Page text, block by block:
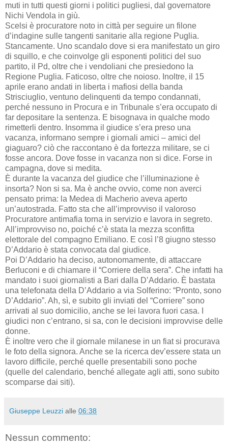
muti in tutti questi giorni i politici pugliesi, dal governatore
Nichi Vendola in giù.
Scelsi è procuratore noto in città per seguire un filone
d’indagine sulle tangenti sanitarie alla regione Puglia.
Stancamente. Uno scandalo dove si era manifestato un giro
di squillo, e che coinvolge gli esponenti politici del suo
partito, il Pd, oltre che i vendoliani che presiedono la
Regione Puglia. Faticoso, oltre che noioso. Inoltre, il 15
aprile erano andati in liberta i mafiosi della banda
Strisciuglio, ventuno delinquenti da tempo condannati,
perché nessuno in Procura e in Tribunale s’era occupato di
far depositare la sentenza. E bisognava in qualche modo
rimetterli dentro. Insomma il giudice s’era preso una
vacanza, informano sempre i giornali amici – amici del
giaguaro? ciò che raccontano è da fortezza militare, se ci
fosse ancora. Dove fosse in vacanza non si dice. Forse in
campagna, dove si medita.
È durante la vacanza del giudice che l’illuminazione è
insorta? Non si sa. Ma è anche ovvio, come non averci
pensato prima: la Medea di Macherio aveva aperto
un’autostrada. Fatto sta che all’improvviso il valoroso
Procuratore antimafia torna in servizio e lavora in segreto.
All’improvviso no, poiché c’è stata la mezza sconfitta
elettorale del compagno Emiliano. E così l’8 giugno stesso
D’Addario è stata convocata dal giudice.
Poi D’Addario ha deciso, autonomamente, di attaccare
Berluconi e di chiamare il “Corriere della sera”. Che infatti ha
mandato i suoi giornalisti a Bari dalla D’Addario. È bastata
una telefonata della D’Addario a via Solferino: “Pronto, sono
D’Addario”. Ah, sì, e subito gli inviati del “Corriere” sono
arrivati al suo domicilio, anche se lei lavora fuori casa. I
giudici non c’entrano, si sa, con le decisioni improvvise delle
donne.
È inoltre vero che il giornale milanese in un fiat si procurava
le foto della signora. Anche se la ricerca dev’essere stata un
lavoro difficile, perché quelle presentabili sono poche
(quelle del calendario, benché allegate agli atti, sono subito
scomparse dai siti).
Giuseppe Leuzzi alle 06:38
Nessun commento: